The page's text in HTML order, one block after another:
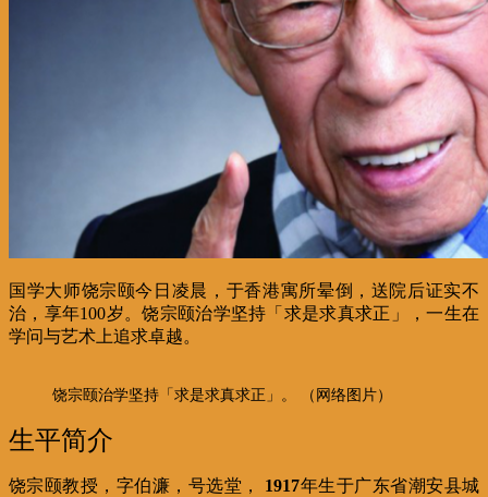
国学大师饶宗颐今日凌晨，于香港寓所晕倒，送院后证实不
治，享年100岁。饶宗颐治学坚持「求是求真求正」，一生在
学问与艺术上追求卓越。
饶宗颐治学坚持「求是求真求正」。 （网络图片）
生平简介
饶宗颐教授，字伯濂，号选堂， 1917年生于广东省潮安县城